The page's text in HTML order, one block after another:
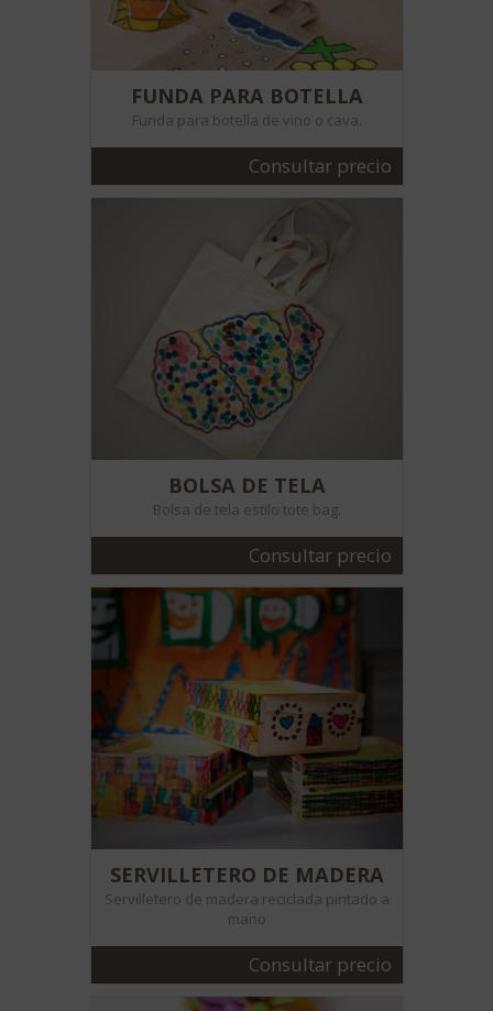
FUNDA PARA BOTELLA
Funda para botella de vino o cava.
Consultar precio
BOLSA DE TELA
Bolsa de tela estilo tote bag.
Consultar precio
SERVILLETERO DE MADERA
Servilletero de madera reciclada pintado a
mano
Consultar precio